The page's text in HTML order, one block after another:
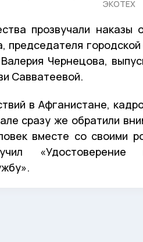
ЭКОТЕХ
прозвучали наказы
городской
Чернецова,
Савватеевой.
в Афганистане,
сразу же обратили
вместе со своими
«Удостоверение